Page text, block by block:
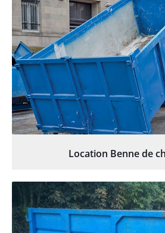
Location Benne de